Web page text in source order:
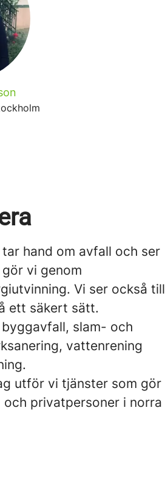
hand om avfall och ser
vi genom
Vi ser också till
ett säkert sätt.
slam- och
vattenrening
utför vi tjänster som gör
privatpersoner i norra